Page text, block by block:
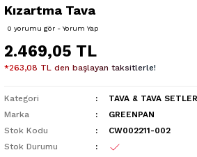
Kızartma Tava
0 yorumu gör - Yorum Yap
2.469,05 TL
*263,08 TL den başlayan taksitlerle!
Kategori
TAVA & TAVA
Marka
GREENPAN
Stok Kodu
CW002211-002
Stok Durumu